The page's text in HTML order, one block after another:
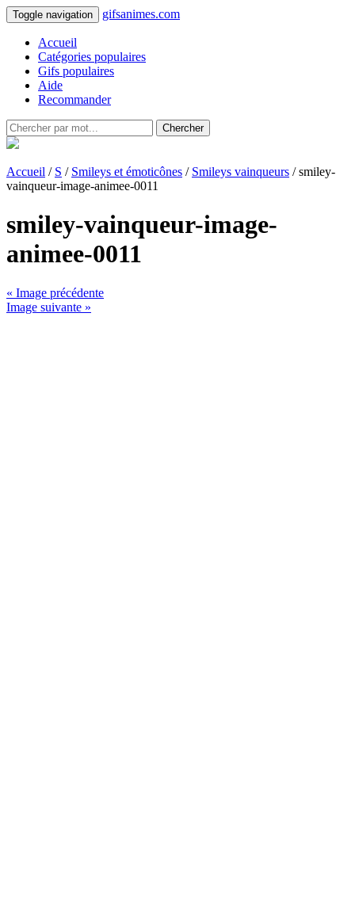
Toggle navigation gifsanimes.com
Accueil
Catégories populaires
Gifs populaires
Aide
Recommander
Chercher
Accueil / S / Smileys et émoticônes / Smileys vainqueurs / smiley-
vainqueur-image-animee-0011
smiley-vainqueur-image-
animee-0011
« Image précédente
Image suivante »